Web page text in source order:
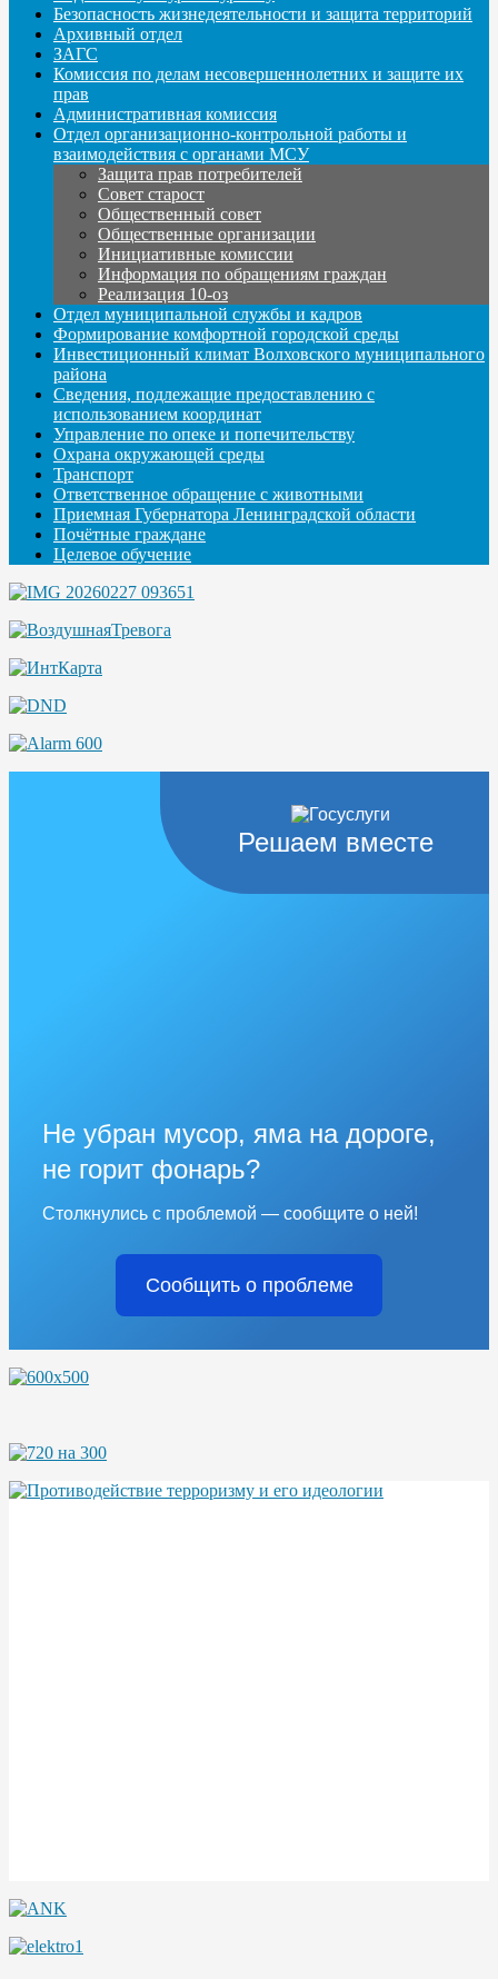
Безопасность жизнедеятельности и защита территорий
Архивный отдел
ЗАГС
Комиссия по делам несовершеннолетних и защите их
прав
Административная комиссия
Отдел организационно-контрольной работы и
взаимодействия с органами МСУ
Защита прав потребителей
Совет старост
Общественный совет
Общественные организации
Инициативные комиссии
Информация по обращениям граждан
Реализация 10-оз
Отдел муниципальной службы и кадров
Формирование комфортной городской среды
Инвестиционный климат Волховского муниципального
района
Сведения, подлежащие предоставлению с
использованием координат
Управление по опеке и попечительству
Охрана окружающей среды
Транспорт
Ответственное обращение с животными
Приемная Губернатора Ленинградской области
Почётные граждане
Целевое обучение
Решаем вместе
Не убран мусор, яма на дороге,
не горит фонарь?
Столкнулись с проблемой — сообщите о ней!
Сообщить о проблеме